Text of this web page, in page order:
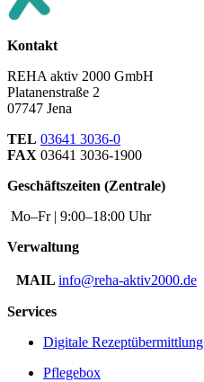
Kontakt
REHA aktiv 2000 GmbH
Platanenstraße 2
07747 Jena
TEL 03641 3036-0
FAX 03641 3036-1900
Geschäftszeiten (Zentrale)
Mo–Fr | 9:00–18:00 Uhr
Verwaltung
MAIL info@reha-aktiv2000.de
Services
Digitale Rezeptübermittlung
Pflegebox